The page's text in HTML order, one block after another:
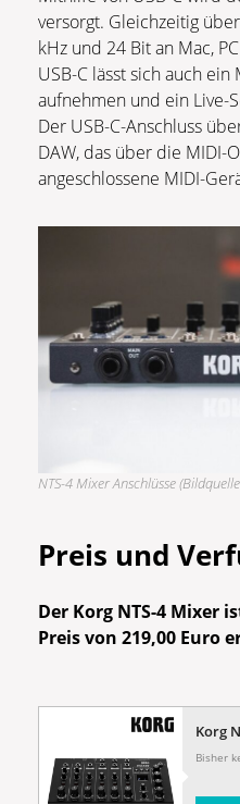
versorgt. Gleichzeitig
kHz und 24 Bit an Mac,
USB-C lässt sich auch
aufnehmen und ein Live-
Der USB-C-Anschluss
DAW, das über die MIDI-
angeschlossene MIDI-
NTS-4 Mixer Anschlüsse
Preis und
Der Korg NTS-4 Mixer
Preis von 219,00 Euro
Korg
Bisher